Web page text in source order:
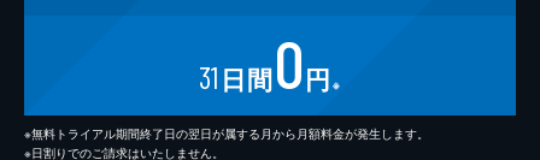
31 日間0円 ※
※無料トライアル期間終了日の翌日が属する月から月額料金が発生します。
※日割りでのご請求はいたしません。